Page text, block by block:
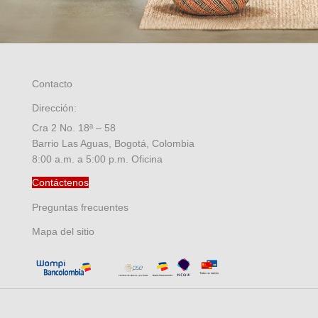
Contacto
Dirección:
Cra 2 No. 18ª – 58
Barrio Las Aguas, Bogotá, Colombia
8:00 a.m. a 5:00 p.m. Oficina
Contáctenos
Preguntas frecuentes
Mapa del sitio